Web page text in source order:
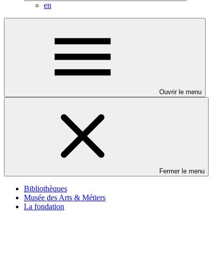
en
Ouvrir le menu
Fermer le menu
Bibliothèques
Musée des Arts & Métiers
La fondation